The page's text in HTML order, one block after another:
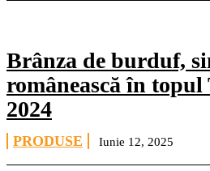
Brânza de burduf,
românească în topul
2024
PRODUSE Iunie 12, 2025